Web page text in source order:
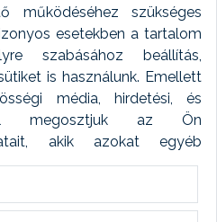
működéséhez szükséges
esetekben a tartalom
szabásához beállítás,
is használunk. Emellett
média, hirdetési, és
megosztjuk az Ön
akik azokat egyéb
kombinálhatják. A sütik
naplózást végzünk és
automatikusan töröljük. A
extra modul
modul